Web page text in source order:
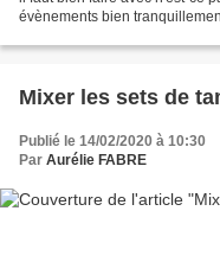
évènements bien
Mixer les sets de
Publié le 14/02/2020 à 10:30
Par Aurélie FABRE